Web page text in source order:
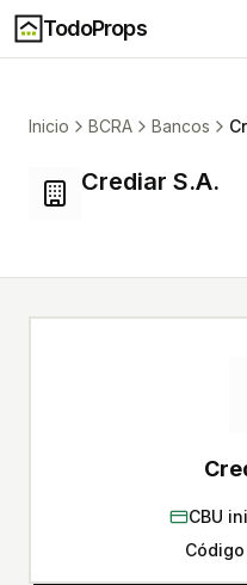
TodoProps
Inicio BCRA Bancos
Crediar S.A.
CBU
Código